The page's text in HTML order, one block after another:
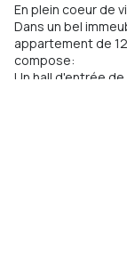
En plein coeur de
Dans un bel
appartement de
compose:
Un hall d'entrée
aménagée et
2.70 m² et un
8.05 m²
Nombreux